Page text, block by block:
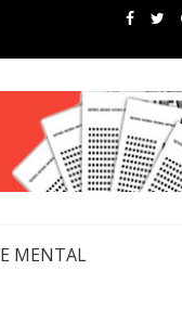
Nobre assina lista
MENTAL